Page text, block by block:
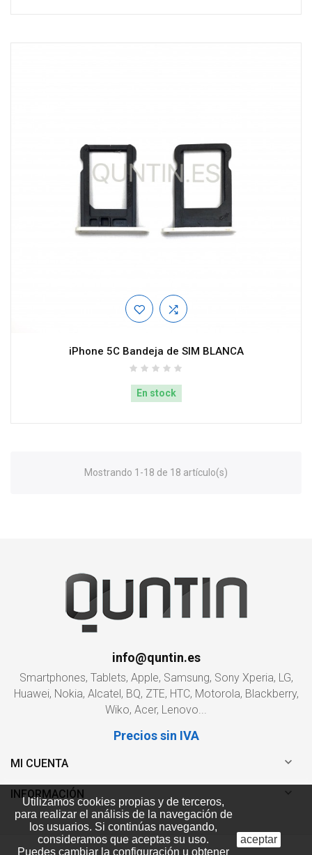
Utilizamos cookies propias y de terceros,
para realizar el análisis de la navegación de
los usuarios. Si continúas navegando,
consideramos que aceptas su uso.
Puedes cambiar la configuración u obtener
aceptar
iPhone 5C Bandeja de SIM BLANCA
En stock
Mostrando 1-18 de 18 artículo(s)
info@quntin.es
Smartphones, Tablets, Apple, Samsung, Sony Xperia, LG,
Huawei, Nokia, Alcatel, BQ, ZTE, HTC, Motorola, Blackberry,
Wiko, Acer, Lenovo...
Precios sin IVA
MI CUENTA 
INFORMACIÓN 